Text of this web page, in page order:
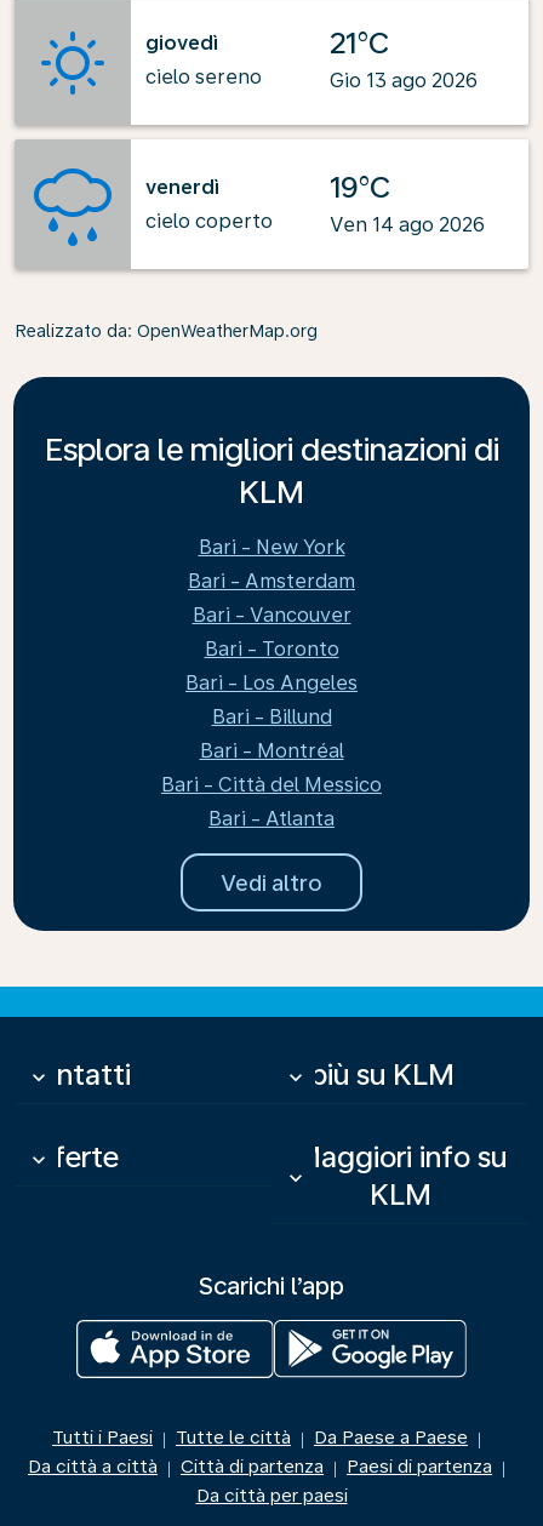
giovedì
cielo sereno
21°C
Gio 13 ago 2026
venerdì
cielo coperto
19°C
Ven 14 ago 2026
Realizzato da: OpenWeatherMap.org
Esplora le migliori destinazioni di
KLM
Bari - New York
Bari - Amsterdam
Bari - Vancouver
Bari - Toronto
Bari - Los Angeles
Bari - Billund
Bari - Montréal
Bari - Città del Messico
Bari - Atlanta
Vedi altro
Contatti
keyboard_arrow_down Di più su KLM
keyboard_arrow_down
Offerte
keyboard_arrow_down
Maggiori info su
KLM
keyboard_arrow_down
Scarichi l’app
Tutti i Paesi | Tutte le città | Da Paese a Paese |
Da città a città | Città di partenza | Paesi di partenza |
Da città per paesi